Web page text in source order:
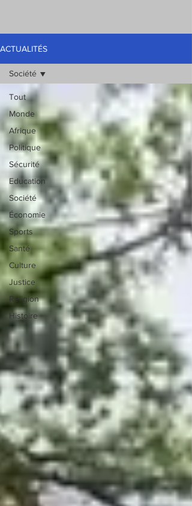
ACTUALITÉS
Tout
Monde
Afrique
Politique
Sécurité
Education
Société
Économie
Sports
Santé
Culture
Justice
Religion
Histoire
Société